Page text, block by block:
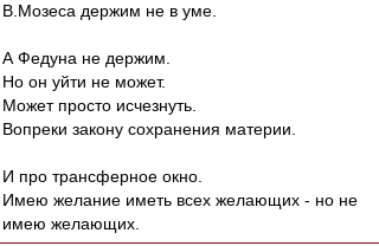
В.Мозеса держим не в уме.
А Федуна не держим.
Но он уйти не может.
Может просто исчезнуть.
Вопреки закону сохранения материи.
И про трансферное окно.
Имею желание иметь всех желающих - но не
имею желающих.